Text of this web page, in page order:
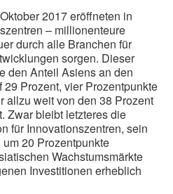
2017 eröffneten in
– millionenteure
durch alle Branchen für
sorgen. Dieser
den Anteil Asiens an den
Prozent, vier Prozentpunkte
allzu weit von den 38 Prozent
Zwar bleibt letzteres die
für Innovationszentren, sein
20 Prozentpunkte
Wachstumsmärkte
Investitionen erheblich